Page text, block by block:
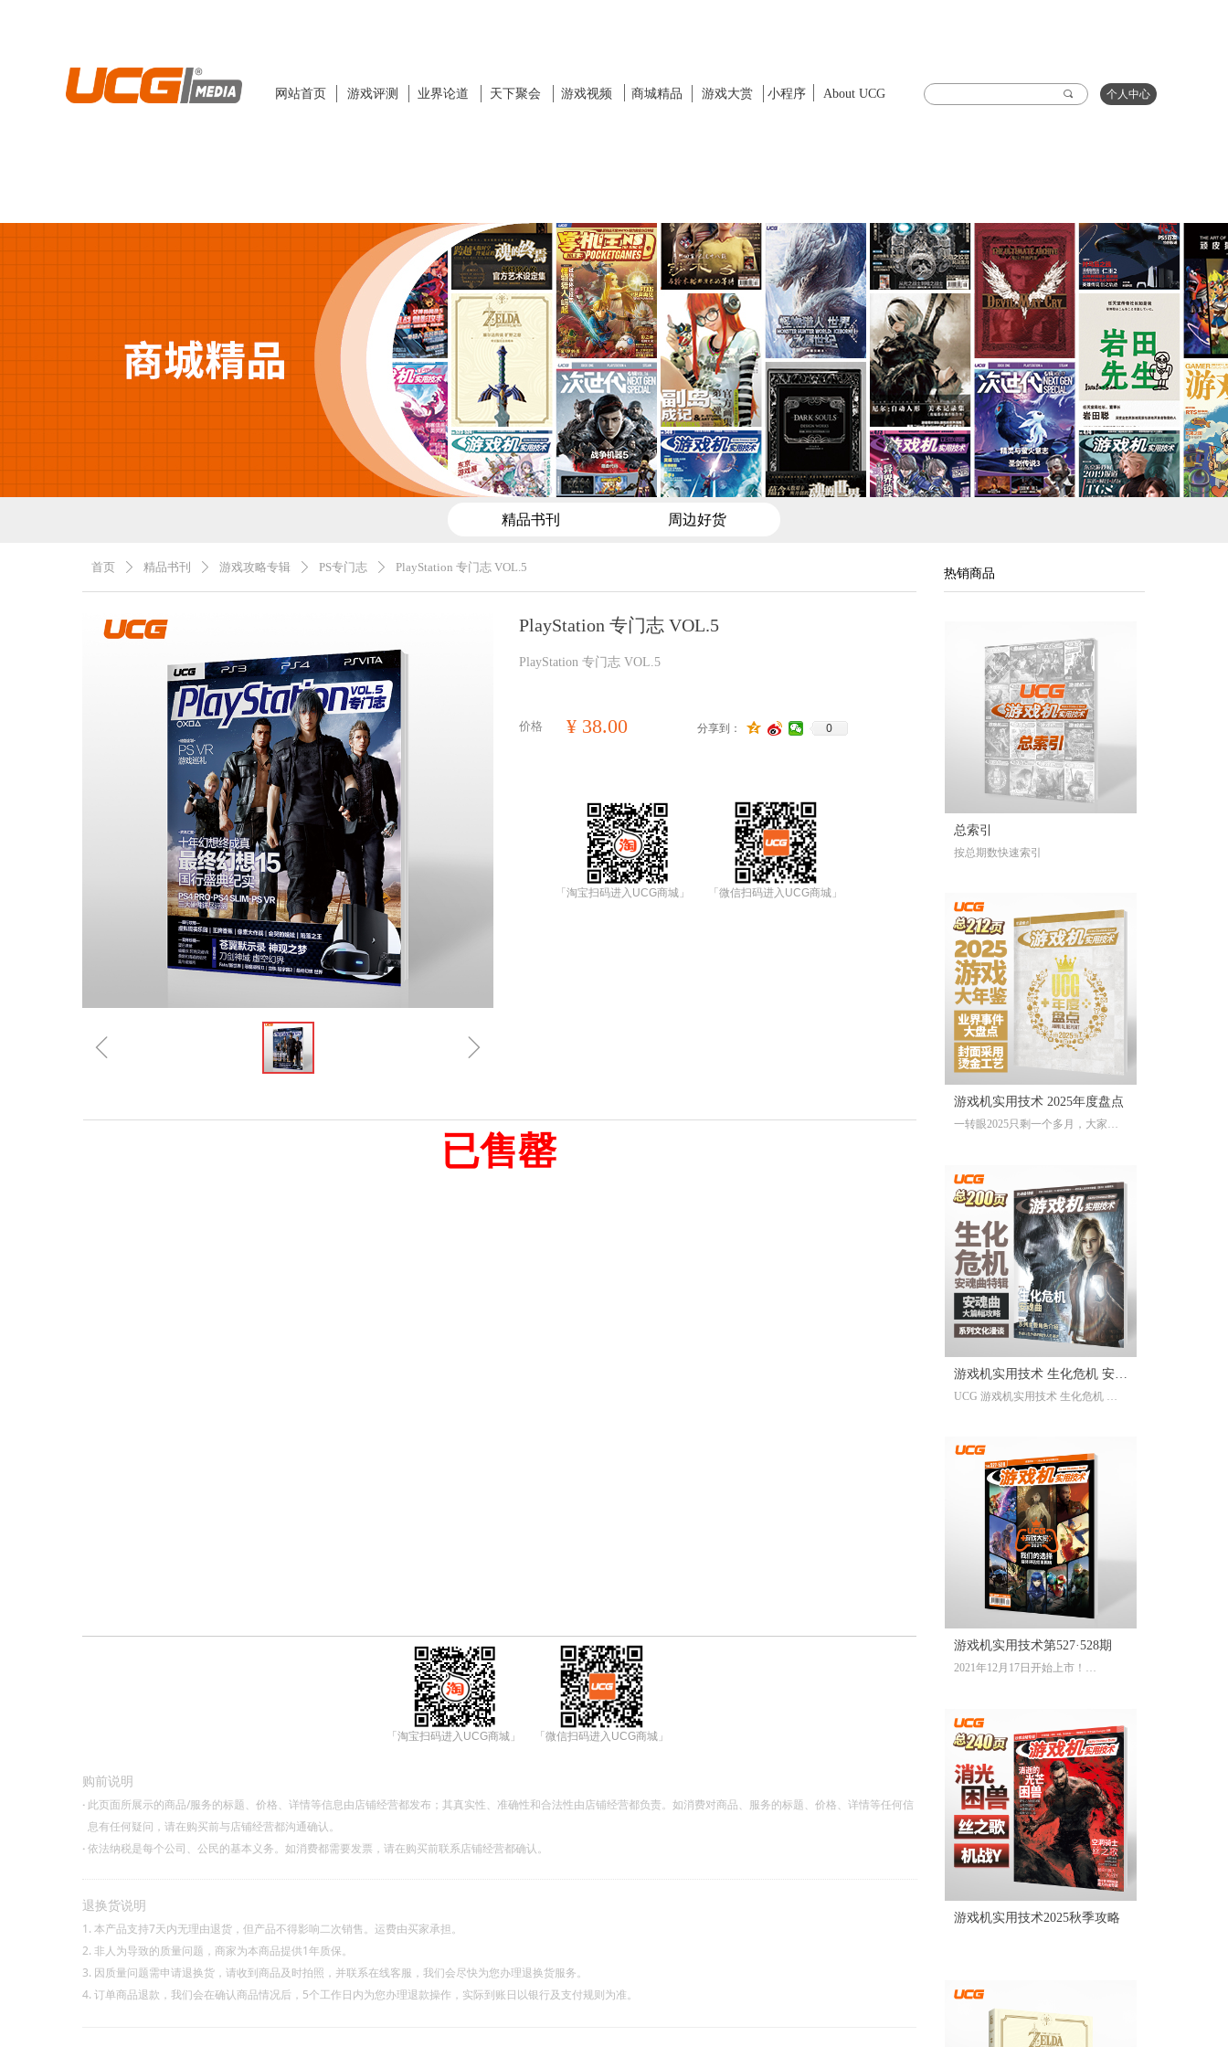
끠
网站首页 商城精品 游戏大赏
业界论道
游戏评测 天下聚会 游戏视频 小程序 About UCG 个人中心
首页 ꄲ 精品书刊 ꄲ 游戏攻略专辑 ꄲ PS专门志 ꄲ PlayStation 专门志 VOL.5
ꁆ ꁇ
PlayStation 专门志 VOL.5
已售罄
价格 ¥ 38.00 分享到： 0
热销商品
「微信扫码进入UCG商城」
「淘宝扫码进入UCG商城」
PlayStation 专门志 VOL.5
购前说明
· 此页面所展示的商品/服务的标题、价格、详情等信息由店铺经营都发布；其真实性、准确性和合法性由店铺经营都负责。如消费对商品、服务的标题、价格、详情等任何信
息有任何疑问，请在购买前与店铺经营都沟通确认。
·依法纳税是每个公司、公民的基本义务。如消费都需要发票，请在购买前联系店铺经营都确认。
退换货说明
1. 本产品支持7天内无理由退货，但产品不得影响二次销售。运费由买家承担。
2. 非人为导致的质量问题，商家为本商品提供1年质保。
3. 因质量问题需申请退换货，请收到商品及时拍照，并联系在线客服，我们会尽快为您办理退换货服务。
4. 订单商品退款，我们会在确认商品情况后，5个工作日内为您办理退款操作，实际到账日以银行及支付规则为准。
精品书刊 周边好货
总索引
按总期数快速索引
游戏机实用技术 2025年度盘点
一转眼2025只剩一个多月，大家对
前一亮的独立游戏、令人印象深刻
的游戏大事？不记得也不要紧，
《游戏机实用技术 2025年度盘点》
已经帮你全部整合完毕。2025年度
的游戏资讯，看这一本就足够。
继承自UCG每年的年度特辑及合
刊，我们最经典的游戏大年鉴、游
戏大盘点栏目依然在线；年年有今
日岁岁有今朝，UCG小编们心目中
以聚众锐评环节，想要来围观吐槽
的朋友们也请绝对不要放过。此
多打赢复活赛的攻略栏目“实用至上
主义”——最全面的游戏盘点，最详
尽的年鉴资料，更有小而美周边随
限定版档位一起赠送，收藏价值妥
游戏机实用技术 生化危机 安魂
曲特辑
UCG 游戏机实用技术 生化危机 安
游戏机实用技术第527·528期
2021年12月17日开始上市！
游戏机实用技术2025秋季攻略
「微信扫码进入UCG商城」
「淘宝扫码进入UCG商城」